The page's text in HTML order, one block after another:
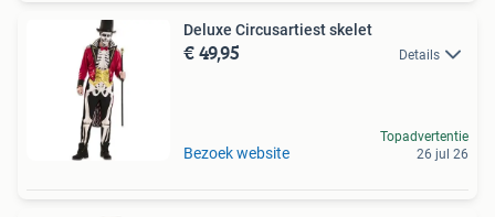
Deluxe Circusartiest skelet
€ 49,95 Details
Bezoek website
Topadvertentie
26 jul 26